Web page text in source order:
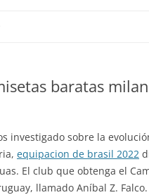
baratas
investigado sobre la
equipacion de brasil 2022
El club que obtenga el
llamado Aníbal Z. Falco.